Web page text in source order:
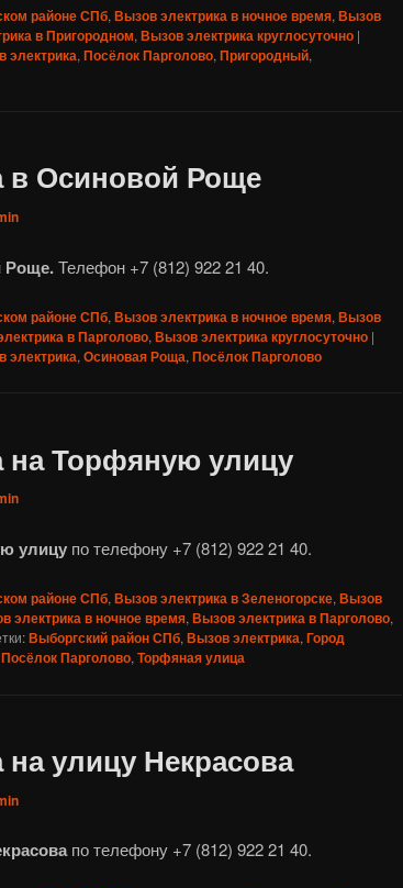
районе СПб, Вызов электрика в ночное время, Вызов
в Пригородном, Вызов электрика круглосуточно |
электрика, Посёлок Парголово, Пригородный,
в Осиновой Роще
Роще.Телефон +7 (812) 922 21 40.
районе СПб, Вызов электрика в ночное время, Вызов
в Парголово, Вызов электрика круглосуточно |
электрика, Осиновая Роща, Посёлок Парголово
на Торфяную улицу
улицу по телефону +7 (812) 922 21 40.
районе СПб, Вызов электрика в Зеленогорске, Вызов
электрика в ночное время, Вызов электрика в Парголово,
Выборгский район СПб, Вызов электрика, Город
Посёлок Парголово, Торфяная улица
улицу Некрасова
по телефону +7 (812) 922 21 40.